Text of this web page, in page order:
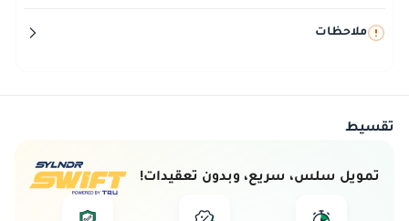
ملاحظات
تقسيط
تمويل سلس، سريع، وبدون تعقيدات!